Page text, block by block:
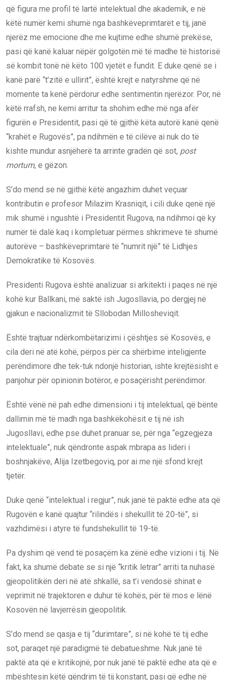
që figura me profil të lartë intelektual dhe akademik, e në
këtë numër kemi shumë nga bashkëveprimtarët e tij, janë
njerëz me emocione dhe me kujtime edhe shumë prekëse,
pasi që kanë kaluar nëpër golgotën më të madhe të historisë
së kombit tonë në këto 100 vjetët e fundit. E duke qenë se i
kanë parë “t’zitë e ullirit”, është krejt e natyrshme që në
momente ta kenë përdorur edhe sentimentin njerëzor. Por, në
këtë rrafsh, ne kemi arritur ta shohim edhe më nga afër
figurën e Presidentit, pasi që të gjithë këta autorë kanë qenë
“krahët e Rugovës”, pa ndihmën e të cilëve ai nuk do të
kishte mundur asnjëherë ta arrinte gradën që sot, post
mortum, e gëzon.
S’do mend se në gjithë këtë angazhim duhet veçuar
kontributin e profesor Milazim Krasniqit, i cili duke qenë një
mik shumë i ngushtë i Presidentit Rugova, na ndihmoi që ky
numër të dalë kaq i kompletuar përmes shkrimeve të shumë
autorëve – bashkëveprimtarë të “numrit një” të Lidhjes
Demokratike të Kosovës.
Presidenti Rugova është analizuar si arkitekti i paqes në një
kohë kur Ballkani, më saktë ish Jugosllavia, po dergjej në
gjakun e nacionalizmit të Sllobodan Millosheviqit.
Është trajtuar ndërkombëtarizimi i çështjes së Kosovës, e
cila deri në atë kohë, përpos për ca shërbime inteligjente
perëndimore dhe tek-tuk ndonjë historian, ishte krejtësisht e
panjohur për opinionin botëror, e posaçërisht perëndimor.
Është vënë në pah edhe dimensioni i tij intelektual, që bënte
dallimin më të madh nga bashkëkohësit e tij në ish
Jugosllavi, edhe pse duhet pranuar se, për nga “egzegjeza
intelektuale”, nuk qëndronte aspak mbrapa as lideri i
boshnjakëve, Alija Izetbegoviq, por ai me një sfond krejt
tjetër.
Duke qenë “intelektual i regjur”, nuk janë të paktë edhe ata që
Rugovën e kanë quajtur “rilindës i shekullit të 20-të”, si
vazhdimësi i atyre të fundshekullit të 19-të.
Pa dyshim që vend të posaçëm ka zënë edhe vizioni i tij. Në
fakt, ka shumë debate se si një “kritik letrar” arriti ta nuhasë
gjeopolitikën deri në atë shkallë, sa t’i vendosë shinat e
veprimit në trajektoren e duhur të kohës, për të mos e lënë
Kosovën në lavjerrësin gjeopolitik.
S’do mend se qasja e tij “durimtare”, si në kohë të tij edhe
sot, paraqet një paradigmë të debatueshme. Nuk janë të
paktë ata që e kritikojnë, por nuk janë të paktë edhe ata që e
mbështesin këtë qëndrim të tij konstant, pasi që edhe në